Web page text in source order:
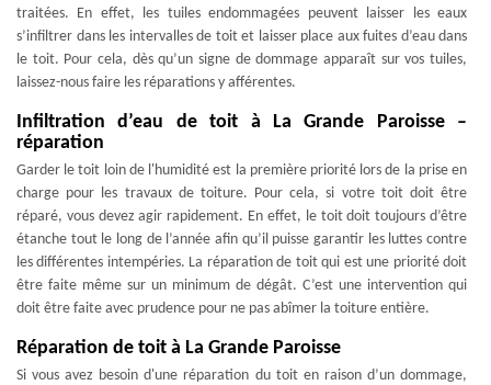
traitées. En effet, les tuiles endommagées peuvent laisser les eaux
s’infiltrer dans les intervalles de toit et laisser place aux fuites d’eau dans
le toit. Pour cela, dès qu’un signe de dommage apparaît sur vos tuiles,
laissez-nous faire les réparations y afférentes.
Infiltration d’eau de toit à La Grande Paroisse –
réparation
Garder le toit loin de l'humidité est la première priorité lors de la prise en
charge pour les travaux de toiture. Pour cela, si votre toit doit être
réparé, vous devez agir rapidement. En effet, le toit doit toujours d’être
étanche tout le long de l’année afin qu’il puisse garantir les luttes contre
les différentes intempéries. La réparation de toit qui est une priorité doit
être faite même sur un minimum de dégât. C’est une intervention qui
doit être faite avec prudence pour ne pas abîmer la toiture entière.
Réparation de toit à La Grande Paroisse
Si vous avez besoin d'une réparation du toit en raison d’un dommage,